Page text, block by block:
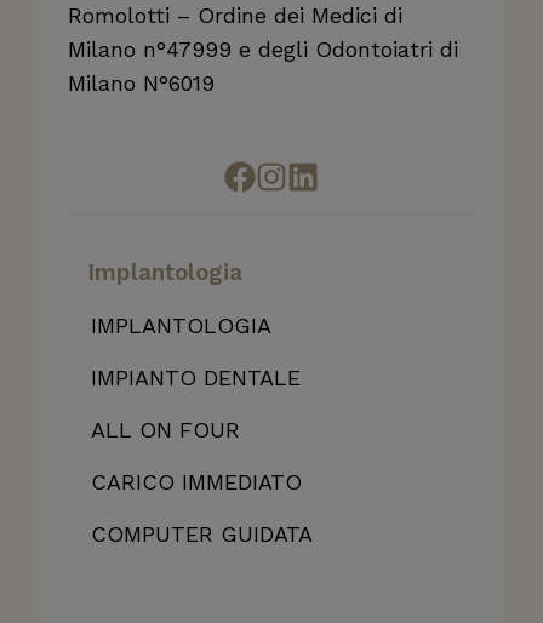
Romolotti – Ordine dei Medici di
Milano n°47999 e degli Odontoiatri di
Milano N°6019
Implantologia
IMPLANTOLOGIA
IMPIANTO DENTALE
ALL ON FOUR
CARICO IMMEDIATO
COMPUTER GUIDATA